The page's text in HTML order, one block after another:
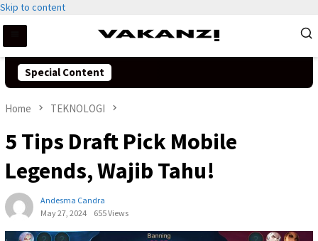
Skip to content
Special Content
Home TEKNOLOGI
5 Tips Draft Pick Mobile
Legends, Wajib Tahu!
Andesma Candra
May 27, 2024
655 Views